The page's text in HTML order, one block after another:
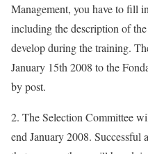
Management, you have to fill
including the description of
develop during the training.
January 15th 2008 to the
by post.
2. The Selection Committee
end January 2008. Successful